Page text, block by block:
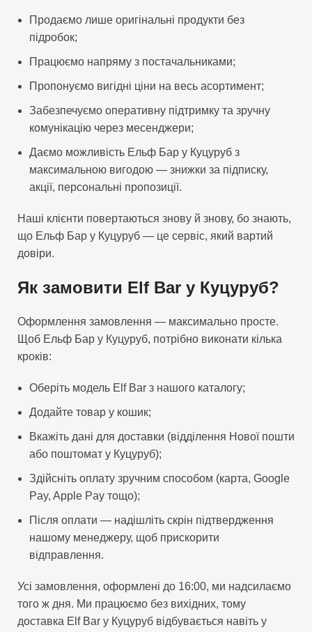
Продаємо лише оригінальні продукти без
підробок;
Працюємо напряму з постачальниками;
Пропонуємо вигідні ціни на весь асортимент;
Забезпечуємо оперативну підтримку та зручну
комунікацію через месенджери;
Даємо можливість Ельф Бар у Куцуруб з
максимальною вигодою — знижки за підписку,
акції, персональні пропозиції.
Наші клієнти повертаються знову й знову, бо знають,
що Ельф Бар у Куцуруб — це сервіс, який вартий
довіри.
Як замовити Elf Bar у Куцуруб?
Оформлення замовлення — максимально просте.
Щоб Ельф Бар у Куцуруб, потрібно виконати кілька
кроків:
Оберіть модель Elf Bar з нашого каталогу;
Додайте товар у кошик;
Вкажіть дані для доставки (відділення Нової пошти
або поштомат у Куцуруб);
Здійсніть оплату зручним способом (карта, Google
Pay, Apple Pay тощо);
Після оплати — надішліть скрін підтвердження
нашому менеджеру, щоб прискорити
відправлення.
Усі замовлення, оформлені до 16:00, ми надсилаємо
того ж дня. Ми працюємо без вихідних, тому
доставка Elf Bar у Куцуруб відбувається навіть у